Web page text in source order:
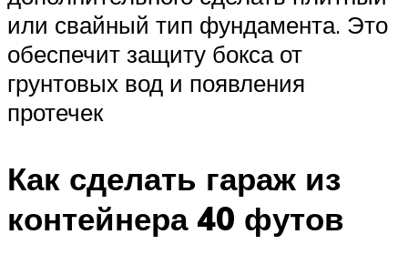
или свайный тип фундамента. Это
обеспечит защиту бокса от
грунтовых вод и появления
протечек
Как сделать гараж из
контейнера 40 футов